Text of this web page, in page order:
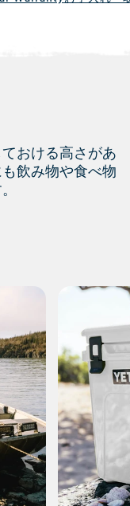
おける高さがあ
飲み物や食べ物